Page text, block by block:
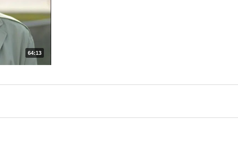
64:13